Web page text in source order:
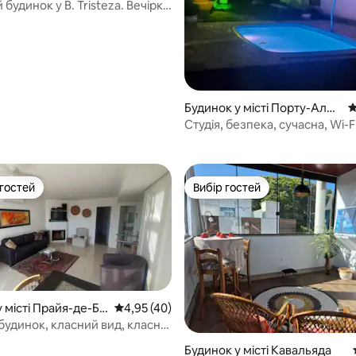
у B. Tristeza. Вечірки
Будинок у місті Порту-Алеґ
рі
Студія, безпека, сучасна, Wi-
гостей
місті Прайя-де-Бе Середня оцінка: 4,95 з 5, відгуки: 40
4,95 (40)
класний вид, класне
Вибір гостей
Вибір гостей
Будинок у місті Кавальяда